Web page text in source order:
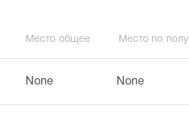
Место общее Место по полу
None None